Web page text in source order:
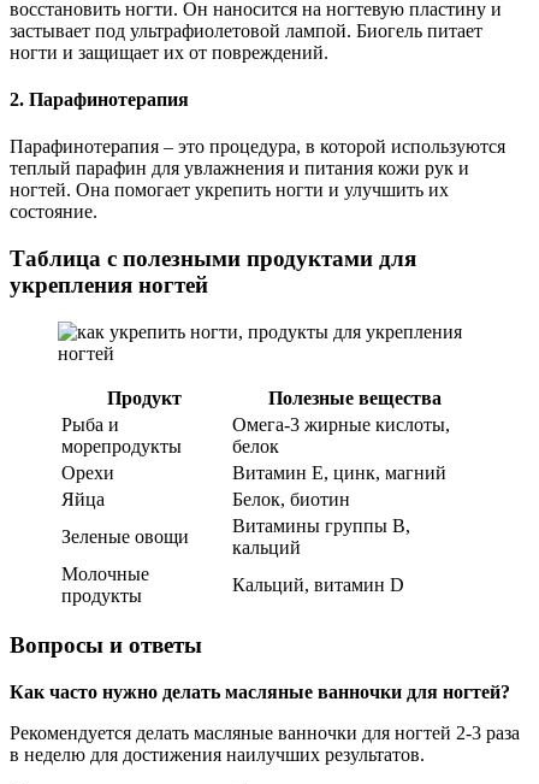
восстановить ногти. Он наносится на ногтевую пластину и
застывает под ультрафиолетовой лампой. Биогель питает
ногти и защищает их от повреждений.
2. Парафинотерапия
Парафинотерапия – это процедура, в которой используются
теплый парафин для увлажнения и питания кожи рук и
ногтей. Она помогает укрепить ногти и улучшить их
состояние.
Таблица с полезными продуктами для
укрепления ногтей
Продукт
Полезные вещества
Рыба и
морепродукты
Омега-3 жирные кислоты,
белок
Орехи
Витамин E, цинк, магний
Яйца
Белок, биотин
Зеленые овощи
Витамины группы B,
кальций
Молочные
продукты
Кальций, витамин D
Вопросы и ответы
Как часто нужно делать масляные ванночки для ногтей?
Рекомендуется делать масляные ванночки для ногтей 2-3 раза
в неделю для достижения наилучших результатов.